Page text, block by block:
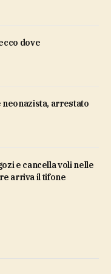
dove
arriva il tifone